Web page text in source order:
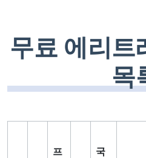
무료 에리트
목
프
국